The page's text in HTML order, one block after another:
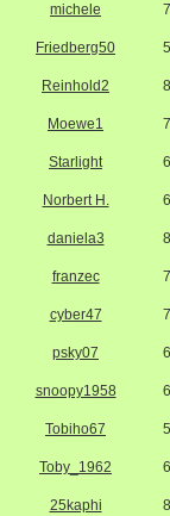
michele
Friedberg50
Reinhold2
Moewe1
Starlight
Norbert H.
daniela3
franzec
cyber47
psky07
snoopy1958
Tobiho67
Toby_1962
25kaphi